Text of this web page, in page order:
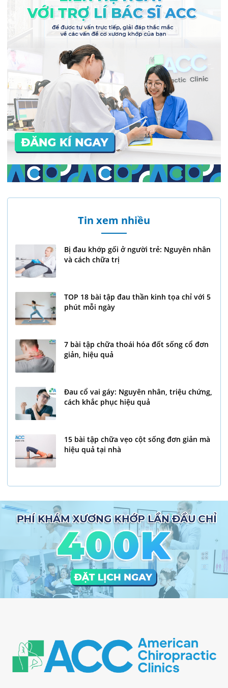
Tin xem nhiều
Bị đau khớp gối ở người trẻ: Nguyên nhân
và cách chữa trị
TOP 18 bài tập đau thần kinh tọa chỉ với 5
phút mỗi ngày
7 bài tập chữa thoái hóa đốt sống cổ đơn
giản, hiệu quả
Đau cổ vai gáy: Nguyên nhân, triệu chứng,
cách khắc phục hiệu quả
15 bài tập chữa vẹo cột sống đơn giản mà
hiệu quả tại nhà